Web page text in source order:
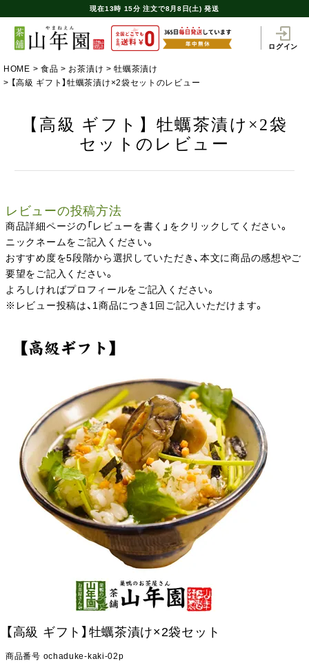
現在13時 15分 注文で8月8日(土) 発送
ログイン
HOME 食品 お茶漬け
牡蠣茶漬け
【高級 ギフト】牡蠣茶漬け×2袋セットのレビュー
【高級 ギフト】牡蠣茶漬け×2袋
セットのレビュー
レビューの投稿方法
商品詳細ページの「レビューを書く」をクリックしてください。
ニックネームをご記入ください。
おすすめ度を5段階から選択していただき、本文に商品の感想やご
要望をご記入ください。
よろしければプロフィールをご記入ください。
※レビュー投稿は、1商品につき1回ご記入いただけます。
【高級 ギフト】牡蠣茶漬け×2袋セット
商品番号 ochaduke-kaki-02p